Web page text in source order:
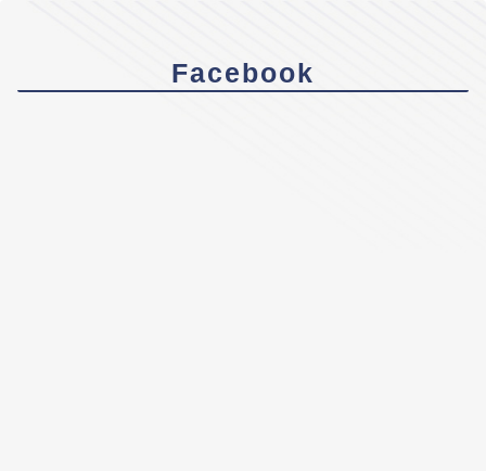
Facebook